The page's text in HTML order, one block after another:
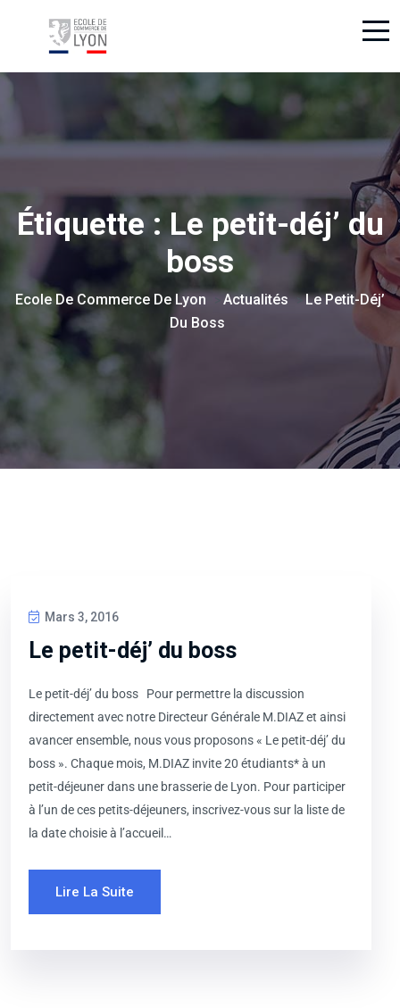
Étiquette :Le petit-déj’ du
boss
Ecole De Commerce De Lyon Actualités >Le Petit-Déj’
Du Boss
Mars 3, 2016
Le petit-déj’ du boss
Le petit-déj’ du boss Pour permettre la discussion
directement avec notre Directeur Générale M.DIAZ et ainsi
avancer ensemble, nous vous proposons « Le petit-déj’ du
boss ». Chaque mois, M.DIAZ invite 20 étudiants* à un
petit-déjeuner dans une brasserie de Lyon. Pour participer
à l’un de ces petits-déjeuners, inscrivez-vous sur la liste de
la date choisie à l’accueil…
Lire La Suite